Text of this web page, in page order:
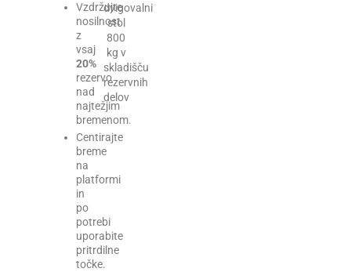
Vzdržujte
nosilnost
z
vsaj
20%
rezervo
nad
najtežjim
bremenom.
Centirajte
breme
na
platformi
in
po
potrebi
uporabite
pritrdilne
točke.